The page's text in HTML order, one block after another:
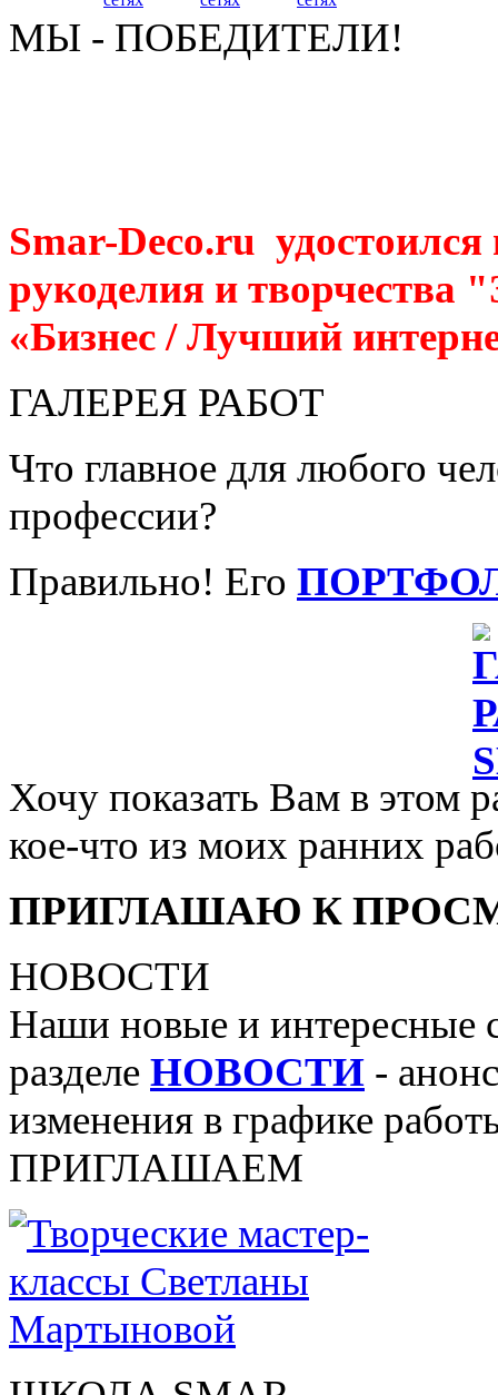
МЫ - ПОБЕДИТЕЛИ!
Smar-Deco.ru
рукоделия и творчества
«Бизнес / Лучший
ГАЛЕРЕЯ РАБОТ
Что главное для любого
профессии?
Правильно! Его
Хочу показать Вам в этом
кое-что из моих ранних
ПРИГЛАШАЮ К
НОВОСТИ
Наши новые и интересные
разделе НОВОСТИ -
изменения в графике
ПРИГЛАШАЕМ